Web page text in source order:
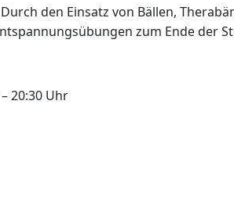
den Einsatz von Bällen,
zum Ende der
20:30 Uhr